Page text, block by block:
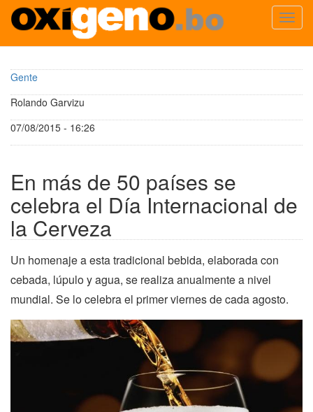
contenido
principal
Gente
Rolando Garvizu
07/08/2015 - 16:26
En más de 50 países se
celebra el Día Internacional de
la Cerveza
Un homenaje a esta tradicional bebida, elaborada con
cebada, lúpulo y agua, se realiza anualmente a nivel
mundial. Se lo celebra el primer viernes de cada agosto.